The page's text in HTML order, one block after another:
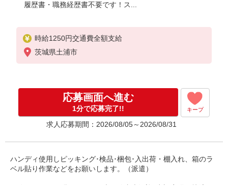
履歴書・職務経歴書不要です！ス...
時給1250円交通費全額支給
茨城県土浦市
応募画面へ進む
1分で応募完了!! キープ
求人応募期間：2026/08/05～2026/08/31
ハンディ使用しピッキング･検品･梱包･入出荷・棚入れ、箱のラ
ベル貼り作業などをお願いします。（派遣）